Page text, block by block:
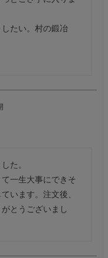
たい。村の鍛冶
た。
一生大事にできそ
います。注文後、
とうございまし